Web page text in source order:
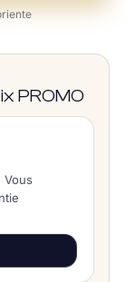
PROMO
Vous